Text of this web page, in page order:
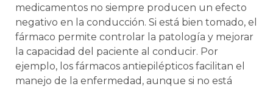
medicamentos no siempre producen un efecto
negativo en la conducción. Si está bien tomado, el
fármaco permite controlar la patología y mejorar
la capacidad del paciente al conducir. Por
ejemplo, los fármacos antiepilépticos facilitan el
manejo de la enfermedad, aunque si no está